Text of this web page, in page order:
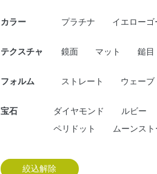
カラー プラチナ イエローゴ
テクスチャ 鏡面 マット 鎚目
フォルム ストレート ウェーブ
宝石 ダイヤモンド ルビー
ペリドット
ムーンス
絞込解除